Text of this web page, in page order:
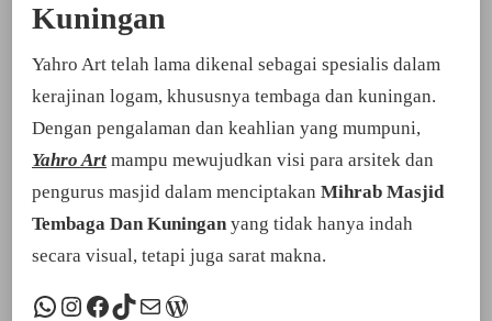
Kuningan
Yahro Art telah lama dikenal sebagai spesialis dalam
kerajinan logam, khususnya tembaga dan kuningan.
Dengan pengalaman dan keahlian yang mumpuni,
Yahro Art mampu mewujudkan visi para arsitek dan
pengurus masjid dalam menciptakan Mihrab Masjid
Tembaga Dan Kuninganyang tidak hanya indah
secara visual, tetapi juga sarat makna.
WhatsApp
Instagram
Facebook
TikTok
MailWordPress